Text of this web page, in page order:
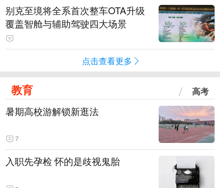
别克至境将全系首次整车OTA升级
覆盖智舱与辅助驾驶四大场景
点击查看更多
教育 高考
暑期高校游解锁新逛法
7
入职先孕检 怀的是歧视鬼胎